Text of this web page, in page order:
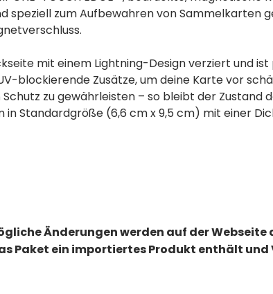
speziell zum Aufbewahren von Sammelkarten
mit einem Lightning-Design verziert und
blockierende Zusätze, um deine Karte vor
zu gewährleisten – so bleibt der
Standardgröße (6,6 cm x 9,5 cm) mit einer
Änderungen werden auf der Webseite
Paket ein importiertes Produkt enthält